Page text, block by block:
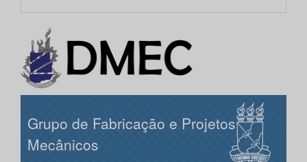
Grupo de Fabricação e Projetos
Mecânicos